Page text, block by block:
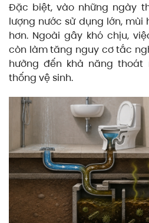
Đặc biệt, vào những ngày
lượng nước sử dụng lớn,
hơn. Ngoài gây khó chịu,
còn làm tăng nguy cơ tắc
hưởng đến khả năng
thống vệ sinh.